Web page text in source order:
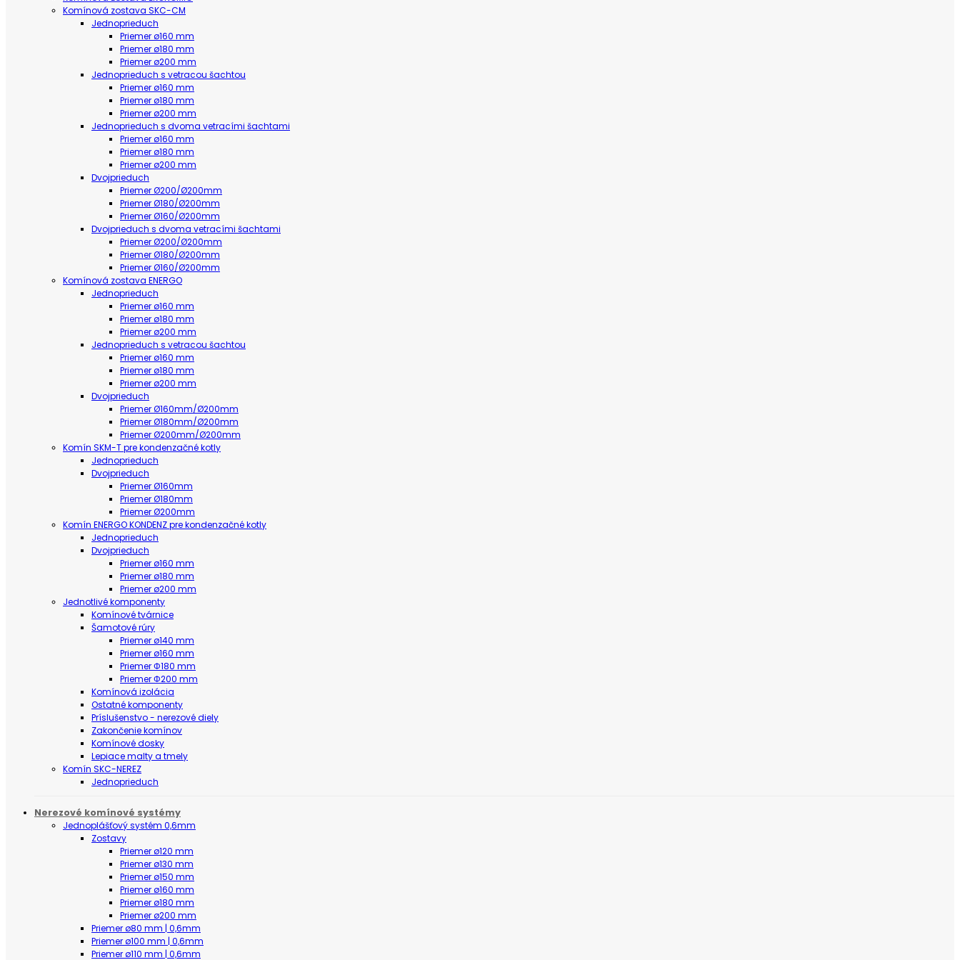
Komínová zostava SKC-CM
Jednoprieduch
Priemer ø160 mm
Priemer ø180 mm
Priemer ø200 mm
Jednoprieduch s vetracou šachtou
Priemer ø160 mm
Priemer ø180 mm
Priemer ø200 mm
Jednoprieduch s dvoma vetracími šachtami
Priemer ø160 mm
Priemer ø180 mm
Priemer ø200 mm
Dvojprieduch
Priemer Ø200/Ø200mm
Priemer Ø180/Ø200mm
Priemer Ø160/Ø200mm
Dvojprieduch s dvoma vetracími šachtami
Priemer Ø200/Ø200mm
Priemer Ø180/Ø200mm
Priemer Ø160/Ø200mm
Komínová zostava ENERGO
Jednoprieduch
Priemer ø160 mm
Priemer ø180 mm
Priemer ø200 mm
Jednoprieduch s vetracou šachtou
Priemer ø160 mm
Priemer ø180 mm
Priemer ø200 mm
Dvojprieduch
Priemer Ø160mm/Ø200mm
Priemer Ø180mm/Ø200mm
Priemer Ø200mm/Ø200mm
Komín SKM-T pre kondenzačné kotly
Jednoprieduch
Dvojprieduch
Priemer Ø160mm
Priemer Ø180mm
Priemer Ø200mm
Komín ENERGO KONDENZ pre kondenzačné kotly
Jednoprieduch
Dvojprieduch
Priemer ø160 mm
Priemer ø180 mm
Priemer ø200 mm
Jednotlivé komponenty
Komínové tvárnice
Šamotové rúry
Priemer ø140 mm
Priemer ø160 mm
Priemer Φ180 mm
Priemer Φ200 mm
Komínová izolácia
Ostatné komponenty
Príslušenstvo - nerezové diely
Zakončenie komínov
Komínové dosky
Lepiace malty a tmely
Komín SKC-NEREZ
Jednoprieduch
Nerezové komínové systémy
Jednoplášťový systém 0,6mm
Zostavy
Priemer ø120 mm
Priemer ø130 mm
Priemer ø150 mm
Priemer ø160 mm
Priemer ø180 mm
Priemer ø200 mm
Priemer ø80 mm | 0,6mm
Priemer ø100 mm | 0,6mm
Priemer ø110 mm | 0,6mm